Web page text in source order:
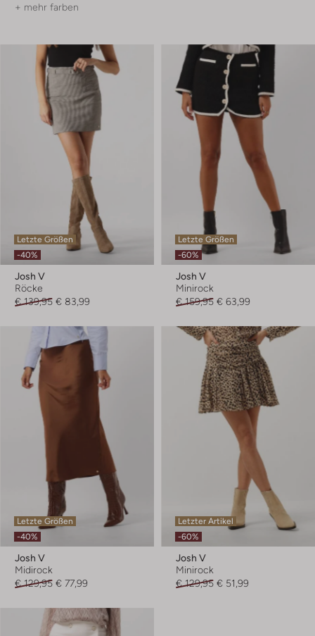
+ mehr farben
Letzte Größen
-40%
Josh V
Röcke
€ 139,95 € 83,99
Letzte Größen
-60%
Josh V
Minirock
€ 159,95 € 63,99
Letzte Größen
-40%
Josh V
Midirock
€ 129,95 € 77,99
Letzter Artikel
-60%
Josh V
Minirock
€ 129,95 € 51,99